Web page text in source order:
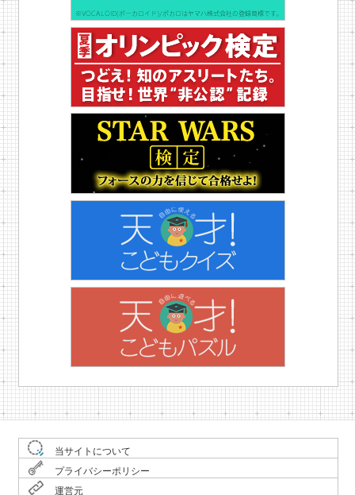
当サイトについて
プライバシーポリシー
運営元